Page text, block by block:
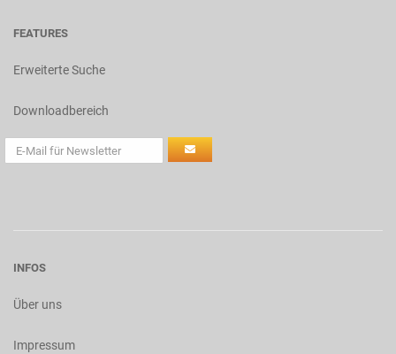
FEATURES
Erweiterte Suche
Downloadbereich
INFOS
Über uns
Impressum